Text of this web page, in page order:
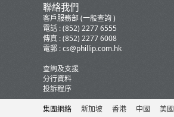
聯絡我們
客戶服務部 (一般查詢 )
電話 : (852) 2277 6555
傳真 : (852) 2277 6008
電郵 :cs@phillip.com.hk
查詢及支援
分行資料
投訴程序
集團網絡 新加坡 香港 中國 美國